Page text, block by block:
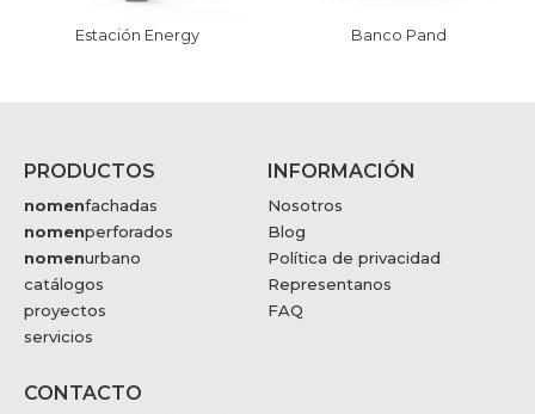
Estación Energy Banco Pand
PRODUCTOS
nomenfachadas
nomenperforados
nomenurbano
catálogos
proyectos
servicios
INFORMACIÓN
Nosotros
Blog
Política de privacidad
Representanos
FAQ
CONTACTO